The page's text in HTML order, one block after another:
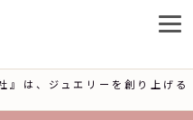
』は、ジュエリーを創り上げる